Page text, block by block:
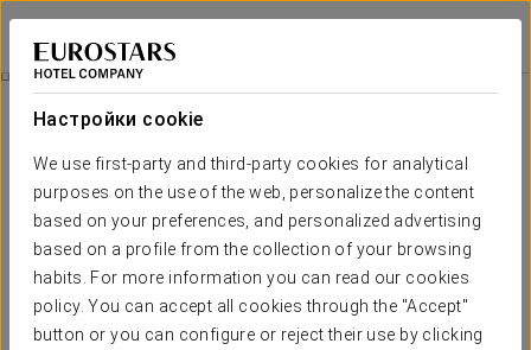
Настройки cookie
We use first-party and third-party cookies for analytical
purposes on the use of the web, personalize the content
based on your preferences, and personalized advertising
based on a profile from the collection of your browsing
habits. For more information you can read our cookies
policy. You can accept all cookies through the "Accept"
button or you can configure or reject their use by clicking
Apartahotel Exe Campus San Mamés
ЛЕОН
Дом Ботинес